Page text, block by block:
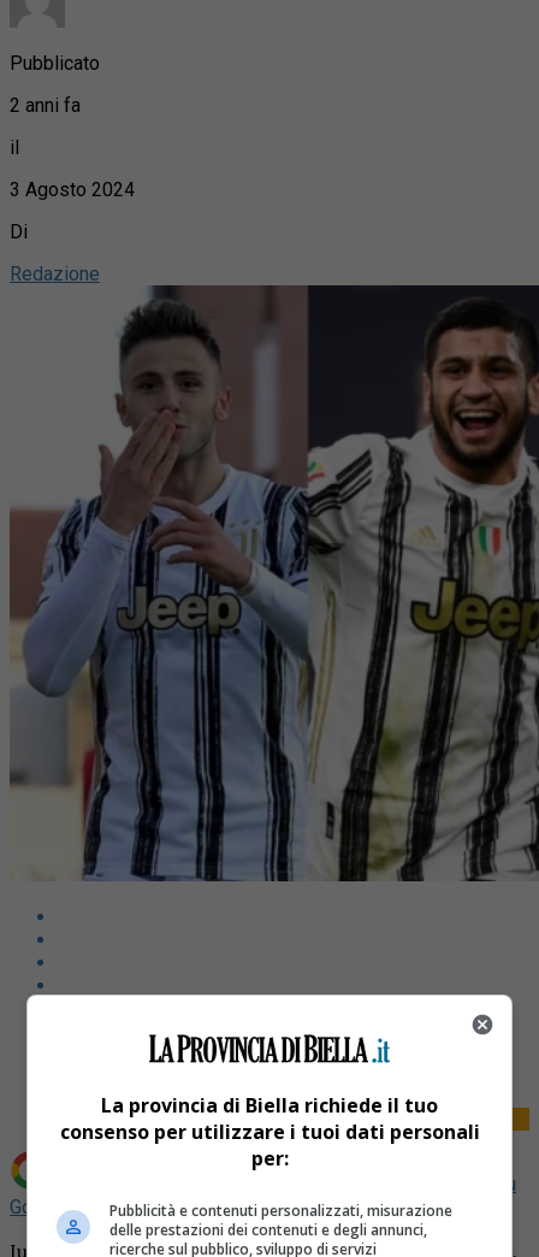
Pubblicato
2 anni fa
il
3 Agosto 2024
Di
Redazione
Fonte preferita su
Google
Juventus Next Gen, l’ora della verità per Biella. La Biellese,
La provincia di Biella richiede il tuo
consenso per utilizzare i tuoi dati personali
per:
Pubblicità e contenuti personalizzati, misurazione
delle prestazioni dei contenuti e degli annunci,
ricerche sul pubblico, sviluppo di servizi